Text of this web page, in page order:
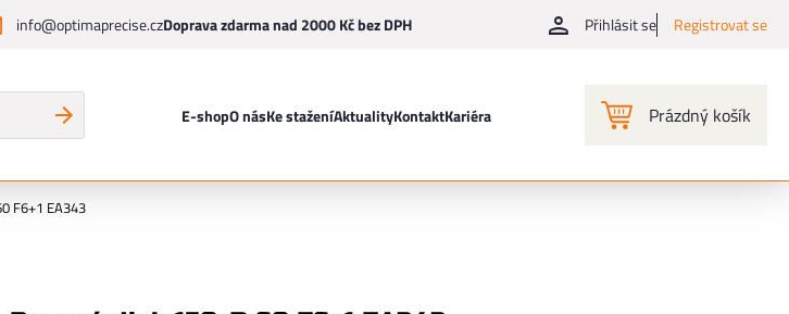
info@optimaprecise.czDoprava zdarma nad 2000 Kč bez DPH Přihlásit se Registrovat se
E-shopO násKe staženíAktualityKontaktKariéra Prázdný košík
F6+1 EA343